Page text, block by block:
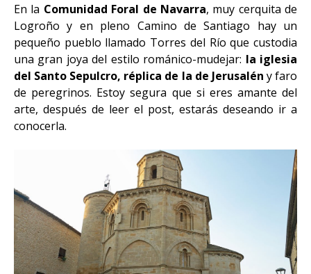
En la Comunidad Foral de Navarra, muy cerquita de
Logroño y en pleno Camino de Santiago hay un
pequeño pueblo llamado Torres del Río que custodia
una gran joya del estilo románico-mudejar: la iglesia
del Santo Sepulcro, réplica de la de Jerusalén y faro
de peregrinos. Estoy segura que si eres amante del
arte, después de leer el post, estarás deseando ir a
conocerla.